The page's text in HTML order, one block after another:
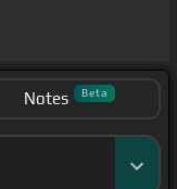
Notes Beta